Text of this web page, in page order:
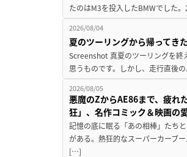
たのはM3を投入したBMWでした
2026/08/04
夏のツーリングから帰ってき
Screenshot 真夏のツーリングを終
思うものです。しかし、走行直後
2026/08/05
悪魔のZからAE86まで、疲れ
狂」、名作コミック＆映画の
記憶の底に眠る「あの相棒」たち
がある。熱狂的なスーパーカーブ
[…]